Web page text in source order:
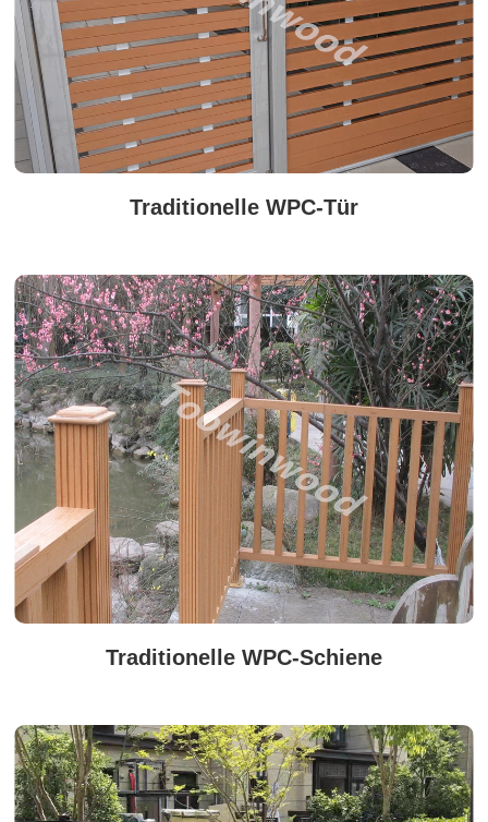
Traditionelle WPC-Tür
Traditionelle WPC-Schiene